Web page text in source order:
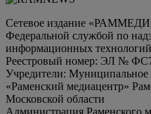
Сетевое издание
Федеральной службой по
информационных
Реестровый номер: ЭЛ №
Учредители: Муниципальное
«Раменский медиацентр»
Московской области
Администрация Раменского